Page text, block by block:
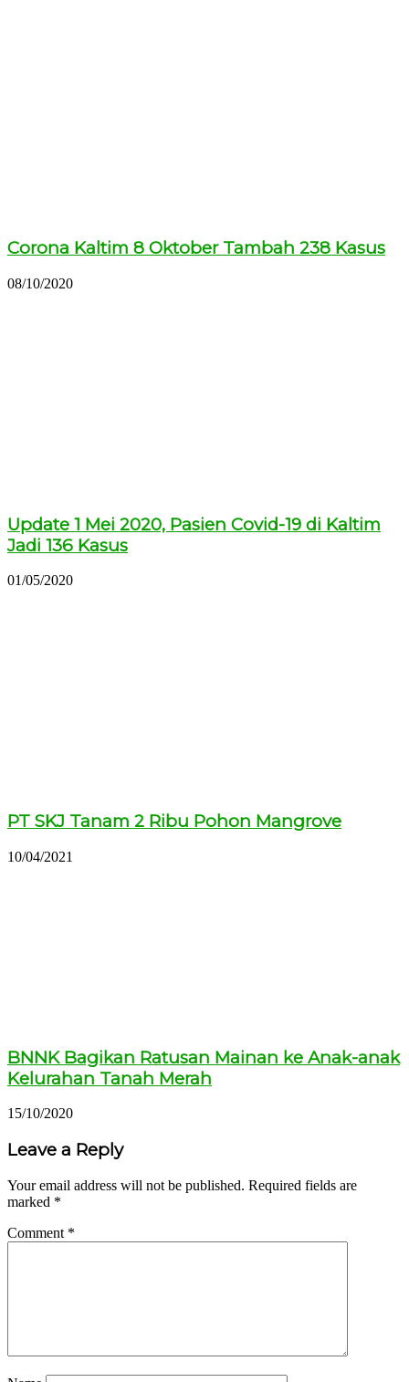
Corona Kaltim 8 Oktober Tambah 238 Kasus
08/10/2020
Update 1 Mei 2020, Pasien Covid-19 di Kaltim
Jadi 136 Kasus
01/05/2020
PT SKJ Tanam 2 Ribu Pohon Mangrove
10/04/2021
BNNK Bagikan Ratusan Mainan ke Anak-anak
Kelurahan Tanah Merah
15/10/2020
Leave a Reply
Your email address will not be published. Required fields are
marked *
Comment *